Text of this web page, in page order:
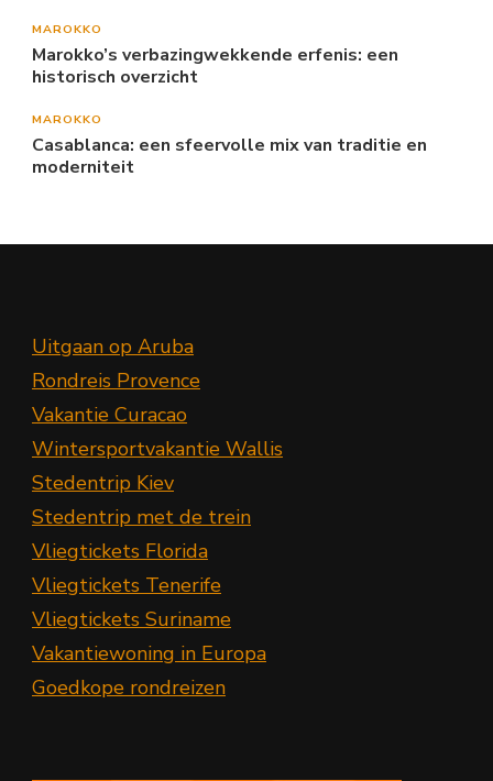
MAROKKO
Marokko’s verbazingwekkende erfenis: een
historisch overzicht
MAROKKO
Casablanca: een sfeervolle mix van traditie en
moderniteit
Uitgaan op Aruba
Rondreis Provence
Vakantie Curacao
Wintersportvakantie Wallis
Stedentrip Kiev
Stedentrip met de trein
Vliegtickets Florida
Vliegtickets Tenerife
Vliegtickets Suriname
Vakantiewoning in Europa
Goedkope rondreizen